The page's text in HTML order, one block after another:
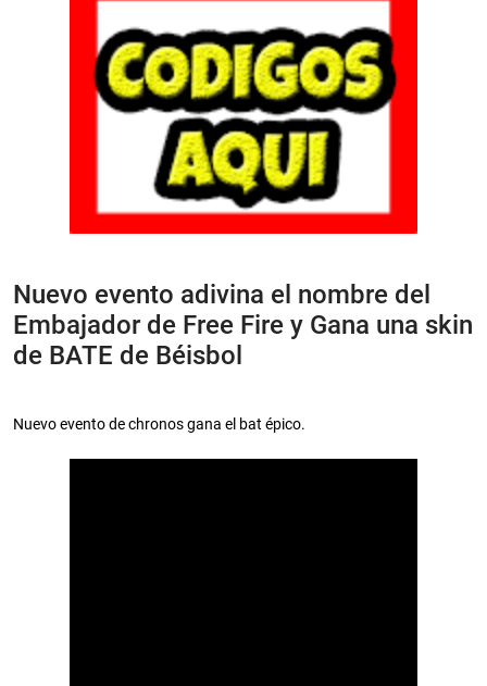
Nuevo evento adivina el nombre del
Embajador de Free Fire y Gana una skin
de BATE de Béisbol
Nuevo evento de chronos gana el bat épico.